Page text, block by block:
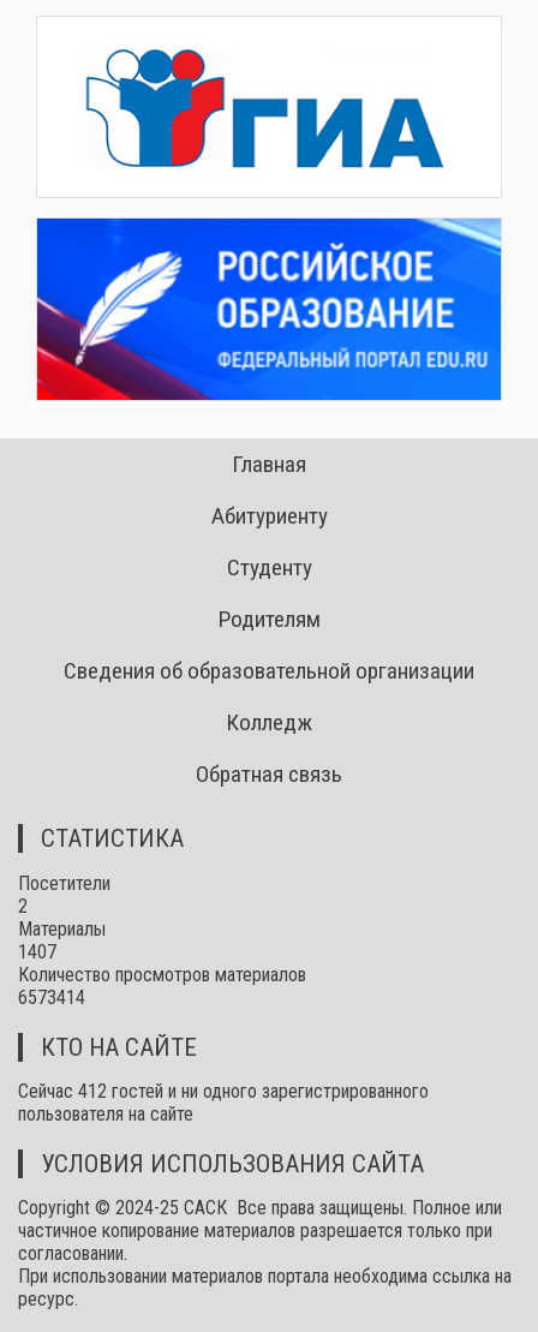
Главная
Абитуриенту
Студенту
Родителям
Сведения об образовательной организации
Колледж
Обратная связь
СТАТИСТИКА
Посетители
2
Материалы
1407
Количество просмотров материалов
6573414
КТО НА САЙТЕ
Сейчас 412 гостей и ни одного зарегистрированного
пользователя на сайте
УСЛОВИЯ ИСПОЛЬЗОВАНИЯ САЙТА
Copyright © 2024-25 САСК Все права защищены. Полное или
частичное копирование материалов разрешается только при
согласовании.
При использовании материалов портала необходима ссылка на
ресурс.